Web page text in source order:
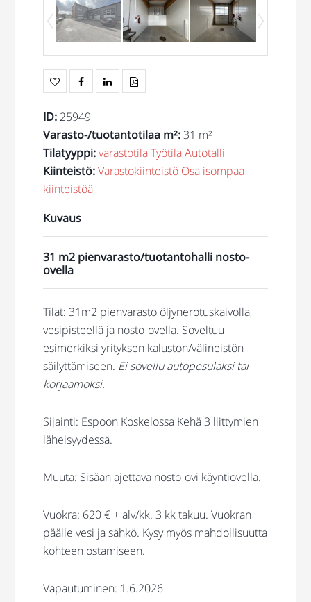
ID: 25949
Varasto-/tuotantotilaa m²:31 m²
Tilatyyppi:varastotilaTyötilaAutotalli
Kiinteistö:Varastokiinteistö Osa isompaa
kiinteistöä
Kuvaus
31 m2 pienvarasto/tuotantohalli nosto-
ovella
Tilat: 31m2 pienvarasto öljynerotuskaivolla,
vesipisteellä ja nosto-ovella. Soveltuu
esimerkiksi yrityksen kaluston/välineistön
säilyttämiseen. Ei sovellu autopesulaksi tai -
korjaamoksi.
Sijainti: Espoon Koskelossa Kehä 3 liittymien
läheisyydessä.
Muuta: Sisään ajettava nosto-ovi käyntiovella.
Vuokra: 620 € + alv/kk. 3 kk takuu. Vuokran
päälle vesi ja sähkö. Kysy myös mahdollisuutta
kohteen ostamiseen.
Vapautuminen: 1.6.2026